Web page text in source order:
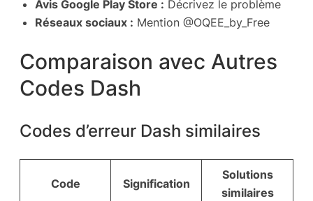
Avis Google Play Store : Décrivez le problème
Réseaux sociaux : Mention @OQEE_by_Free
Comparaison avec Autres
Codes Dash
Codes d’erreur Dash similaires
Code Signification
Solutions
similaires